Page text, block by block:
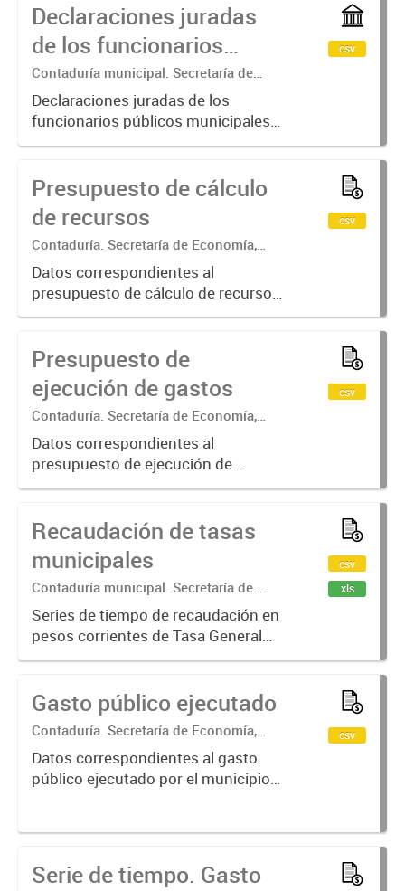
Declaraciones juradas
de los funcionarios
públicos
Contaduría municipal. Secretaría de
Economía, Hacienda y Producción
Declaraciones juradas de los
funcionarios públicos municipales
en donde se detallan: bienes
registrables y semovientes,
inversiones, depósitos en bancos y
otras entidades...
csv
Presupuesto de cálculo
de recursos
Contaduría. Secretaría de Economía,
Hacienda y Producción
Datos correspondientes al
presupuesto de cálculo de recursos
desagregado por carácter
provienen los recursos, tipo de
recursos y concepto
csv
Presupuesto de
ejecución de gastos
Contaduría. Secretaría de Economía,
Hacienda y Producción
Datos correspondientes al
presupuesto de ejecución de
gastos desagregado por carácter
gasto y concepto
csv
Recaudación de tasas
municipales
Contaduría municipal. Secretaría de
Economía, Hacienda y Producción
Series de tiempo de recaudación en
pesos corrientes de Tasa General
Inmobiliaria, Tasa de Obras
Inspección Sanitaria, Higiene,
Profilaxis y Seguridad. Años 201...
csv
xls
Gasto público ejecutado
Contaduría. Secretaría de Economía,
Hacienda y Producción
Datos correspondientes al gasto
público ejecutado por el municipio
csv
Serie de tiempo. Gasto